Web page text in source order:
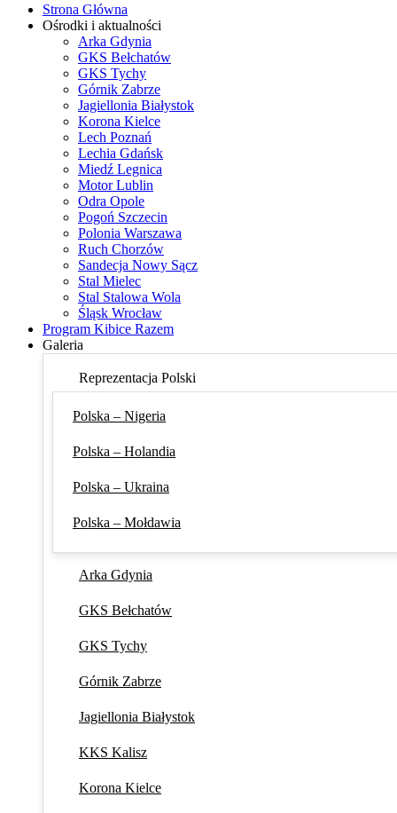
Strona Główna
Ośrodki i aktualności
Arka Gdynia
GKS Bełchatów
GKS Tychy
Górnik Zabrze
Jagiellonia Białystok
Korona Kielce
Lech Poznań
Lechia Gdańsk
Miedź Legnica
Motor Lublin
Odra Opole
Pogoń Szczecin
Polonia Warszawa
Ruch Chorzów
Sandecja Nowy Sącz
Stal Mielec
Stal Stalowa Wola
Śląsk Wrocław
Program Kibice Razem
Galeria
Reprezentacja Polski
Polska – Nigeria
Polska – Holandia
Polska – Ukraina
Polska – Mołdawia
Arka Gdynia
GKS Bełchatów
GKS Tychy
Górnik Zabrze
Jagiellonia Białystok
KKS Kalisz
Korona Kielce